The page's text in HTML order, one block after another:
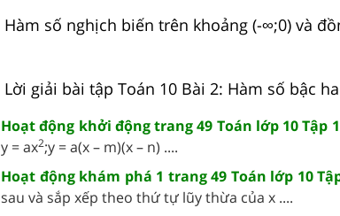
Hàm số nghịch biến trên khoảng (-∞;0) và
Lời giải bài tập Toán 10 Bài 2: Hàm số bậc
Hoạt động khởi động trang 49 Toán lớp 10 Tập
y = ax2;y = a(x – m)(x – n) ....
Hoạt động khám phá 1 trang 49 Toán lớp 10
sau và sắp xếp theo thứ tự lũy thừa của x ....